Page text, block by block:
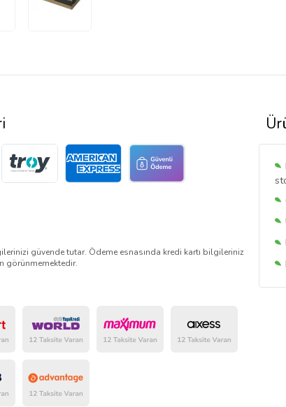
güvende tutar. Ödeme esnasında kredi kartı bilgileriniz
görünmemektedir.